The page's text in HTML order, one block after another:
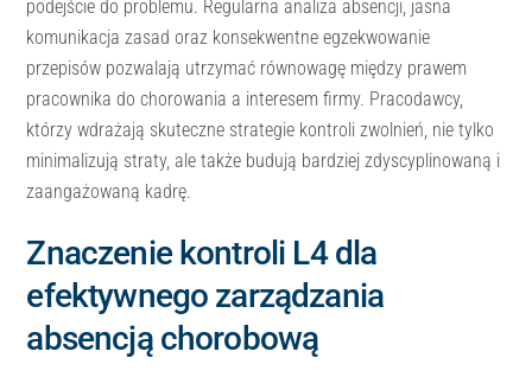
podejście do problemu. Regularna analiza absencji, jasna
komunikacja zasad oraz konsekwentne egzekwowanie
przepisów pozwalają utrzymać równowagę między prawem
pracownika do chorowania a interesem firmy. Pracodawcy,
którzy wdrażają skuteczne strategie kontroli zwolnień, nie tylko
minimalizują straty, ale także budują bardziej zdyscyplinowaną i
zaangażowaną kadrę.
Znaczenie kontroli L4 dla
efektywnego zarządzania
absencją chorobową